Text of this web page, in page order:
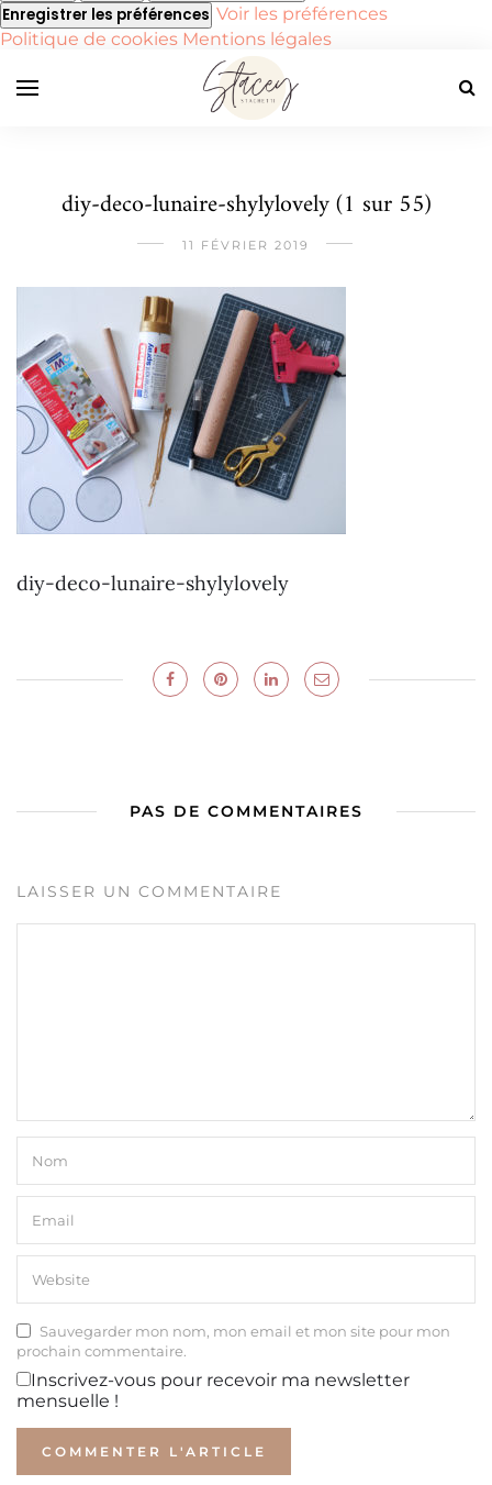
Enregistrer les préférences Voir les préférences
Politique de cookies Mentions légales
diy-deco-lunaire-shylylovely (1 sur 55)
11 FÉVRIER 2019
diy-deco-lunaire-shylylovely
PAS DE COMMENTAIRES
LAISSER UN COMMENTAIRE
Sauvegarder mon nom, mon email et mon site pour mon
prochain commentaire.
Inscrivez-vous pour recevoir ma newsletter
mensuelle !